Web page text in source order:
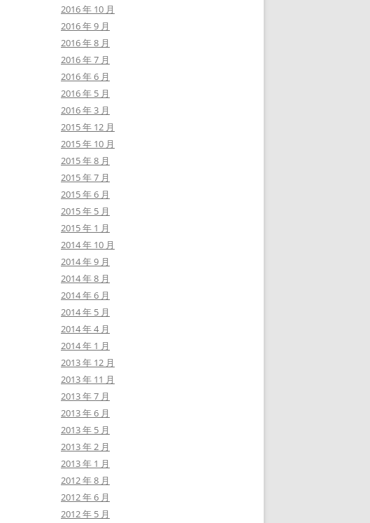
2016 年 10 月
2016 年 9 月
2016 年 8 月
2016 年 7 月
2016 年 6 月
2016 年 5 月
2016 年 3 月
2015 年 12 月
2015 年 10 月
2015 年 8 月
2015 年 7 月
2015 年 6 月
2015 年 5 月
2015 年 1 月
2014 年 10 月
2014 年 9 月
2014 年 8 月
2014 年 6 月
2014 年 5 月
2014 年 4 月
2014 年 1 月
2013 年 12 月
2013 年 11 月
2013 年 7 月
2013 年 6 月
2013 年 5 月
2013 年 2 月
2013 年 1 月
2012 年 8 月
2012 年 6 月
2012 年 5 月